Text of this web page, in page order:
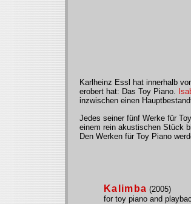
Karlheinz Essl hat innerhalb
erobert hat: Das Toy Piano.
inzwischen einen
Jedes seiner fünf Werke für
einem rein akustischen Stück
Den Werken für Toy Piano
Kalimba (2005)
for toy piano and